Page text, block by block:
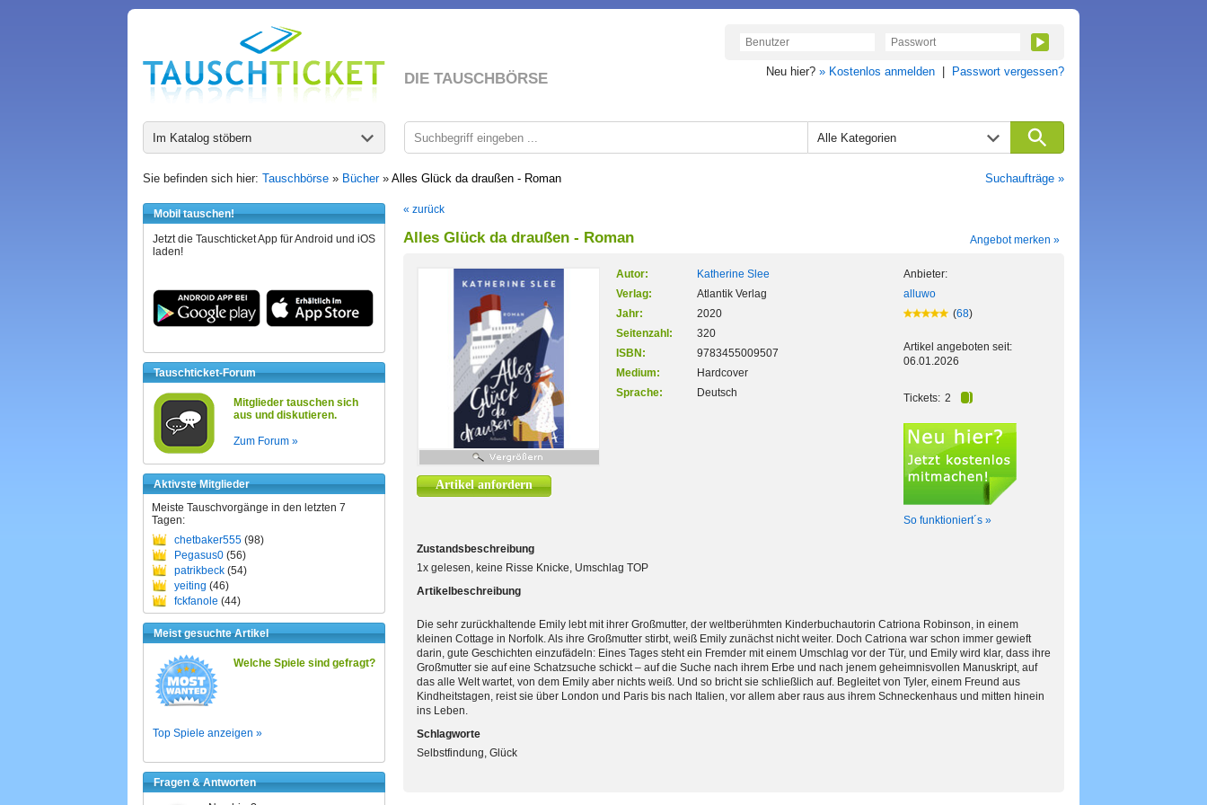
DIE TAUSCHBÖRSE Neu hier? » Kostenlos anmelden Passwort vergessen?
Im Katalog stöbern Alle Kategorien
Sie befinden sich hier: Tauschbörse » Bücher» Alles Glück da draußen - Roman Suchaufträge »
Mobil tauschen!
Jetzt die Tauschticket App für Android und iOS
laden!
Tauschticket-Forum
Mitglieder tauschen sich
aus und diskutieren.
Zum Forum »
Aktivste Mitglieder
Meiste Tauschvorgänge in den letzten 7
Tagen:
chetbaker555 (98)
Pegasus0 (56)
patrikbeck (54)
yeiting (46)
fckfanole (44)
Meist gesuchte Artikel
Welche Spiele sind gefragt?
Top Spiele anzeigen »
Fragen & Antworten
« zurück
Alles Glück da draußen - Roman Angebot merken »
Artikel anfordern
Autor:
Katherine Slee
Verlag:
Atlantik Verlag
Jahr:
2020
Seitenzahl:
320
ISBN:
9783455009507
Medium:
Hardcover
Sprache:
Deutsch
Anbieter:
alluwo
(68)
Artikel angeboten seit:
06.01.2026
Tickets: 2
So funktioniert´s »
Zustandsbeschreibung
1x gelesen, keine Risse Knicke, Umschlag TOP
Artikelbeschreibung
Die sehr zurückhaltende Emily lebt mit ihrer Großmutter, der weltberühmten Kinderbuchautorin Catriona Robinson, in einem
kleinen Cottage in Norfolk. Als ihre Großmutter stirbt, weiß Emily zunächst nicht weiter. Doch Catriona war schon immer gewieft
darin, gute Geschichten einzufädeln: Eines Tages steht ein Fremder mit einem Umschlag vor der Tür, und Emily wird klar, dass ihre
Großmutter sie auf eine Schatzsuche schickt – auf die Suche nach ihrem Erbe und nach jenem geheimnisvollen Manuskript, auf
das alle Welt wartet, von dem Emily aber nichts weiß. Und so bricht sie schließlich auf. Begleitet von Tyler, einem Freund aus
Kindheitstagen, reist sie über London und Paris bis nach Italien, vor allem aber raus aus ihrem Schneckenhaus und mitten hinein
ins Leben.
Schlagworte
Selbstfindung, Glück